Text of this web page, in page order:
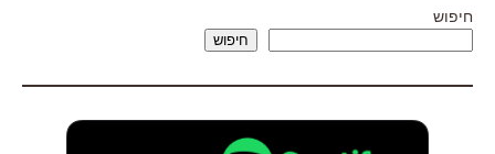
חיפוש
חיפוש